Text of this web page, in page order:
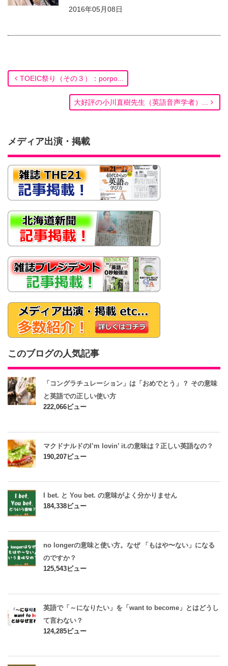
2016年05月08日
TOEIC祭り（その３）：porpo...
大好評の小川直樹先生（英語音声学者）...
メディア出演・掲載
このブログの人気記事
「コングラチュレーション」は「おめでとう」？ その意味
と英語での正しい使い方
222,066ビュー
マクドナルドのI’m lovin’ it.の意味は？正しい英語なの？
190,207ビュー
I bet. と You bet. の意味がよく分かりません
184,338ビュー
no longerの意味と使い方。なぜ 「もはや〜ない」になる
のですか？
125,543ビュー
英語で「～になりたい」を「want to become」とはどうし
て言わない？
124,285ビュー